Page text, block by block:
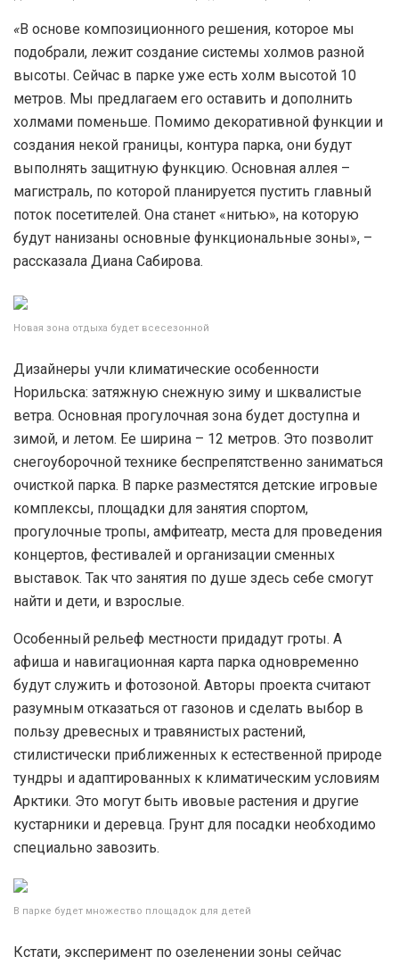
«В основе композиционного решения, которое мы
подобрали, лежит создание системы холмов разной
высоты. Сейчас в парке уже есть холм высотой 10
метров. Мы предлагаем его оставить и дополнить
холмами поменьше. Помимо декоративной функции и
создания некой границы, контура парка, они будут
выполнять защитную функцию. Основная аллея –
магистраль, по которой планируется пустить главный
поток посетителей. Она станет «нитью», на которую
будут нанизаны основные функциональные зоны», –
рассказала Диана Сабирова.
Новая зона отдыха будет всесезонной
Дизайнеры учли климатические особенности
Норильска: затяжную снежную зиму и шквалистые
ветра. Основная прогулочная зона будет доступна и
зимой, и летом. Ее ширина – 12 метров. Это позволит
снегоуборочной технике беспрепятственно заниматься
очисткой парка. В парке разместятся детские игровые
комплексы, площадки для занятия спортом,
прогулочные тропы, амфитеатр, места для проведения
концертов, фестивалей и организации сменных
выставок. Так что занятия по душе здесь себе смогут
найти и дети, и взрослые.
Особенный рельеф местности придадут гроты. А
афиша и навигационная карта парка одновременно
будут служить и фотозоной. Авторы проекта считают
разумным отказаться от газонов и сделать выбор в
пользу древесных и травянистых растений,
стилистически приближенных к естественной природе
тундры и адаптированных к климатическим условиям
Арктики. Это могут быть ивовые растения и другие
кустарники и деревца. Грунт для посадки необходимо
специально завозить.
В парке будет множество площадок для детей
Кстати, эксперимент по озеленении зоны сейчас